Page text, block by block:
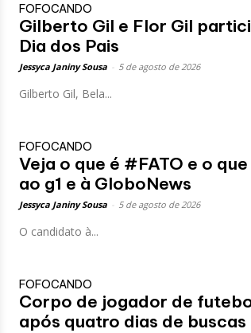
FOFOCANDO
Gilberto Gil e Flor Gil
Dia dos Pais
Jessyca Janiny Sousa 5 de agosto de 2026
Gilberto Gil, Bela...
FOFOCANDO
Veja o que é #FATO e o
ao g1 e à GloboNews
Jessyca Janiny Sousa 5 de agosto de 2026
O candidato à...
FOFOCANDO
Corpo de jogador de
após quatro dias de buscas